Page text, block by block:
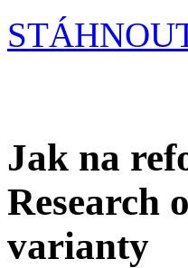
Jak na
Research
varianty